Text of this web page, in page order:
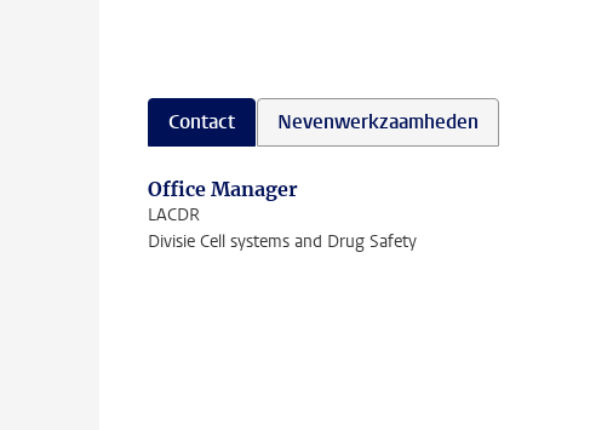
Contact Nevenwerkzaamheden
Office Manager
LACDR
Divisie Cell systems and Drug Safety